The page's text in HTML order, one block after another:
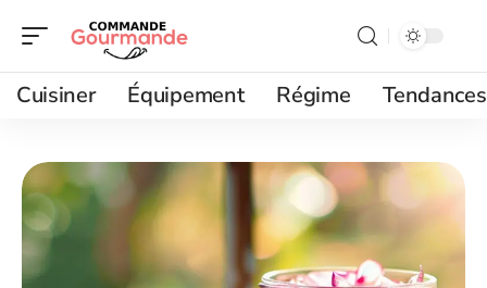
Cuisiner Équipement Régime Tendances